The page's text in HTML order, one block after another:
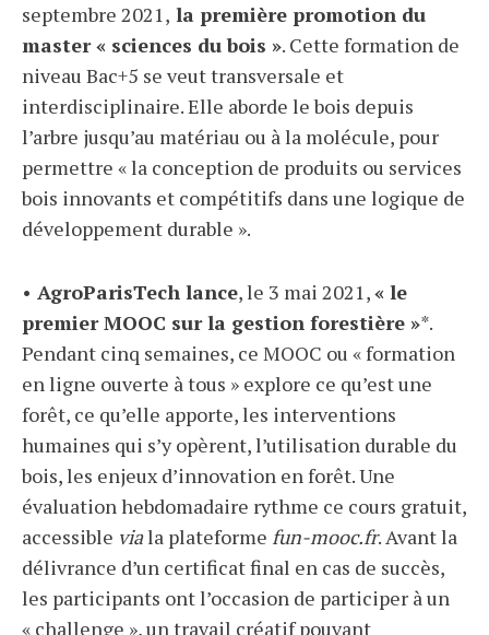
septembre 2021, la première promotion du
master « sciences du bois ». Cette formation de
niveau Bac+5 se veut transversale et
interdisciplinaire. Elle aborde le bois depuis
l’arbre jusqu’au matériau ou à la molécule, pour
permettre « la conception de produits ou services
bois innovants et compétitifs dans une logique de
développement durable ».
• AgroParisTech lance, le 3 mai 2021,« le
premier MOOC sur la gestion forestière »*.
Pendant cinq semaines, ce MOOC ou « formation
en ligne ouverte à tous » explore ce qu’est une
forêt, ce qu’elle apporte, les interventions
humaines qui s’y opèrent, l’utilisation durable du
bois, les enjeux d’innovation en forêt. Une
évaluation hebdomadaire rythme ce cours gratuit,
accessible viala plateforme fun-mooc.fr. Avant la
délivrance d’un certificat final en cas de succès,
les participants ont l’occasion de participer à un
« challenge », un travail créatif pouvant